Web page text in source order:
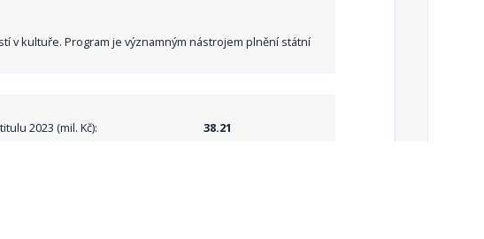
v kultuře. Program je významným nástrojem plnění státní
2023 (mil. Kč):
38.21